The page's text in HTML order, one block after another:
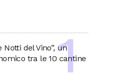
Notti del Vino”, un
tra le 10 cantine